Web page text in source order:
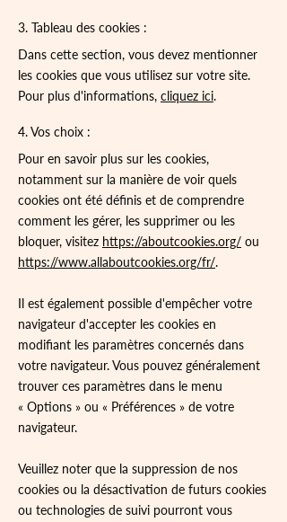
3. Tableau des cookies :
Dans cette section, vous devez mentionner
les cookies que vous utilisez sur votre site.
Pour plus d'informations, cliquez ici.
4. Vos choix :
Pour en savoir plus sur les cookies,
notamment sur la manière de voir quels
cookies ont été définis et de comprendre
comment les gérer, les supprimer ou les
bloquer, visitez https://aboutcookies.org/ ou
https://www.allaboutcookies.org/fr/.
Il est également possible d'empêcher votre
navigateur d'accepter les cookies en
modifiant les paramètres concernés dans
votre navigateur. Vous pouvez généralement
trouver ces paramètres dans le menu
« Options » ou « Préférences » de votre
navigateur.
Veuillez noter que la suppression de nos
cookies ou la désactivation de futurs cookies
ou technologies de suivi pourront vous